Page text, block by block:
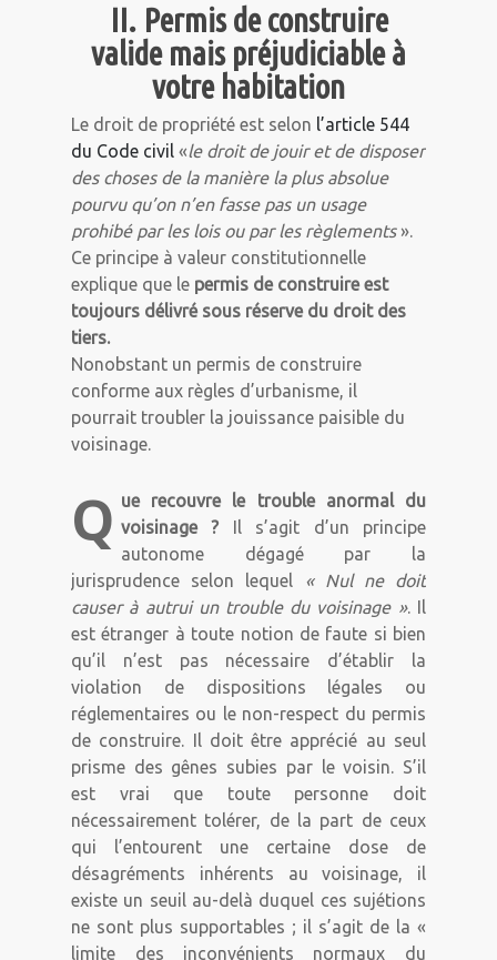
II. Permis de construire
valide mais préjudiciable à
votre habitation
Le droit de propriété est selon l’article 544
du Code civil«le droit de jouir et de disposer
des choses de la manière la plus absolue
pourvu qu’on n’en fasse pas un usage
prohibé par les lois ou par les règlements».
Ce principe à valeur constitutionnelle
explique que le permis de construire est
toujours délivré sous réserve du droit des
tiers.
Nonobstant un permis de construire
conforme aux règles d’urbanisme, il
pourrait troubler la jouissance paisible du
voisinage.
Q ue recouvre le trouble anormal du
voisinage ? Il s’agit d’un principe
autonome dégagé par la
jurisprudence selon lequel « Nul ne doit
causer à autrui un trouble du voisinage ». Il
est étranger à toute notion de faute si bien
qu’il n’est pas nécessaire d’établir la
violation de dispositions légales ou
réglementaires ou le non-respect du permis
de construire. Il doit être apprécié au seul
prisme des gênes subies par le voisin. S’il
est vrai que toute personne doit
nécessairement tolérer, de la part de ceux
qui l’entourent une certaine dose de
désagréments inhérents au voisinage, il
existe un seuil au-delà duquel ces sujétions
ne sont plus supportables ; il s’agit de la «
limite des inconvénients normaux du